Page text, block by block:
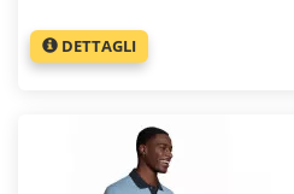
DETTAGLI